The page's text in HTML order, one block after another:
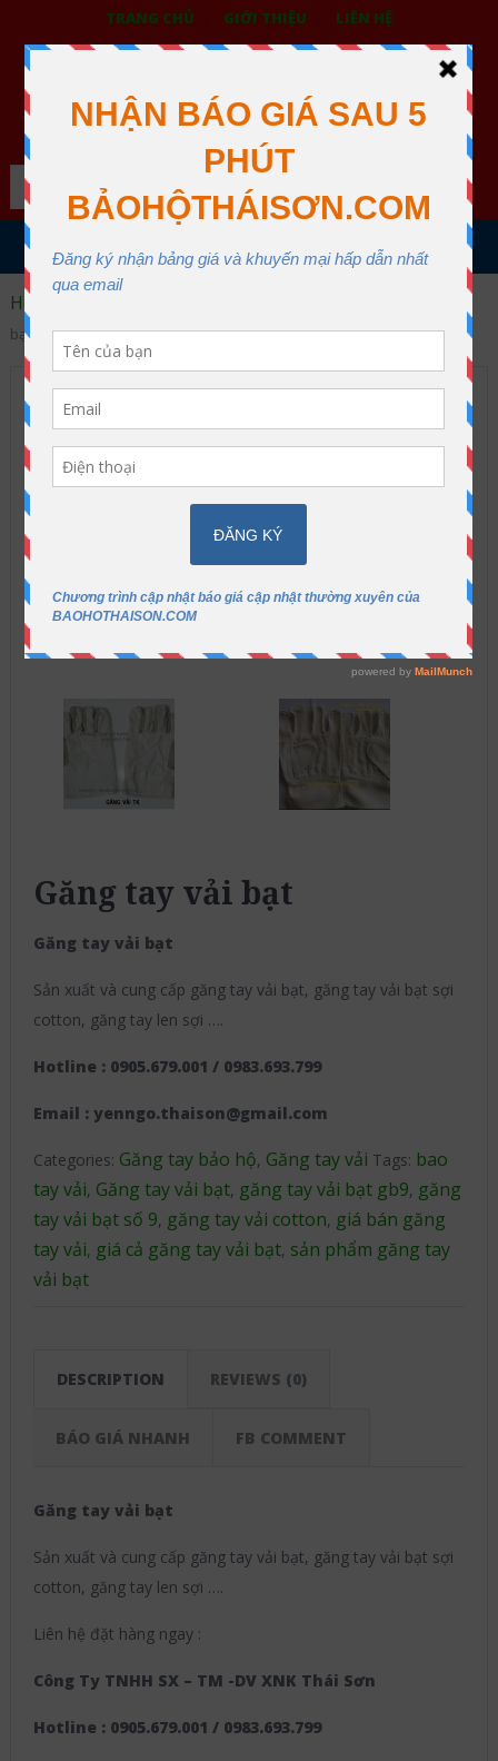
TRANG CHỦ GIỚI THIỆU LIÊN HỆ
BẢO HỘ LAO ĐỘNG THÁI SƠN
XƯỞNG MAY THÁI SƠN QUẬN 12
Search
MENU
Home
bạt
Găng tay vải bạt
Găng tay vải bạt
Sản xuất và cung cấp găng tay vải bạt, găng tay vải bạt sợi
cotton, găng tay len sợi ….
Hotline : 0905.679.001 / 0983.693.799
Email : yenngo.thaison@gmail.com
Categories: Găng tay bảo hộ, Găng tay vải Tags: bao
tay vải, Găng tay vải bạt, găng tay vải bạt gb9, găng
tay vải bạt số 9, găng tay vải cotton, giá bán găng
tay vải, giá cả găng tay vải bạt, sản phẩm găng tay
vải bạt
DESCRIPTION REVIEWS (0)
BÁO GIÁ NHANH FB COMMENT
Găng tay vải bạt
Sản xuất và cung cấp găng tay vải bạt, găng tay vải bạt sợi
cotton, găng tay len sợi ….
Liên hệ đặt hàng ngay :
Công Ty TNHH SX – TM -DV XNK Thái Sơn
Hotline : 0905.679.001 / 0983.693.799